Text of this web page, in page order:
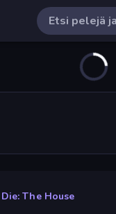
The House